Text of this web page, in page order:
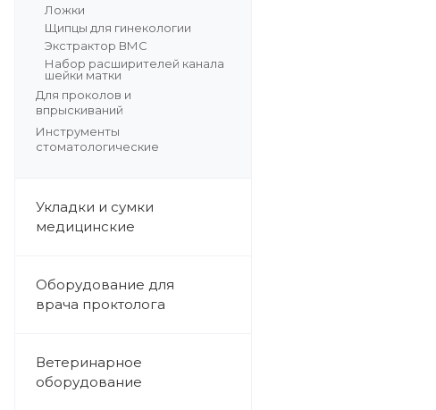
Ложки
Щипцы для гинекологии
Экстрактор ВМС
Набор расширителей канала
шейки матки
Для проколов и
впрыскиваний
Инструменты
стоматологические
Укладки и сумки
медицинские
Оборудование для
врача проктолога
Ветеринарное
оборудование